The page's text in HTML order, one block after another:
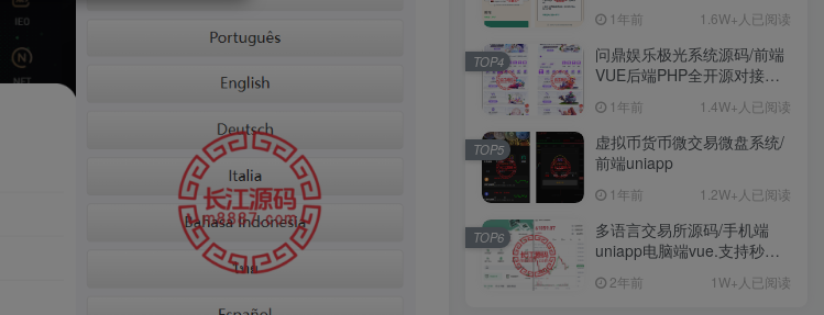
1年前 1.6W+人已阅读
问鼎娱乐极光系统源码/前端
VUE后端PHP全开源对接美
BUG1年前 1.4W+人已阅读
TOP4
虚拟币货币微交易微盘系统/
前端uniapp
1年前 1.2W+人已阅读
TOP5
多语言交易所源码/手机端
uniapp电脑端vue.支持秒合
2年前 1W+人已阅读
TOP6